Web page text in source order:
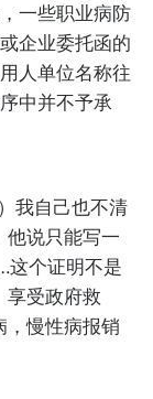
一些职业病防
企业委托函的
人单位名称往
中并不予承
我自己也不清
他说只能写一
这个证明不是
享受政府救
，慢性病报销